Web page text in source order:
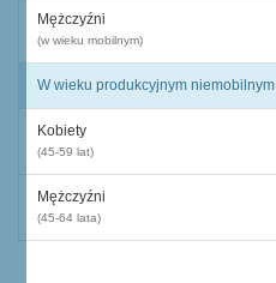
Mężczyźni
(w wieku mobilnym)
W wieku produkcyjnym niemobilnym
Kobiety
(45-59 lat)
Mężczyźni
(45-64 lata)